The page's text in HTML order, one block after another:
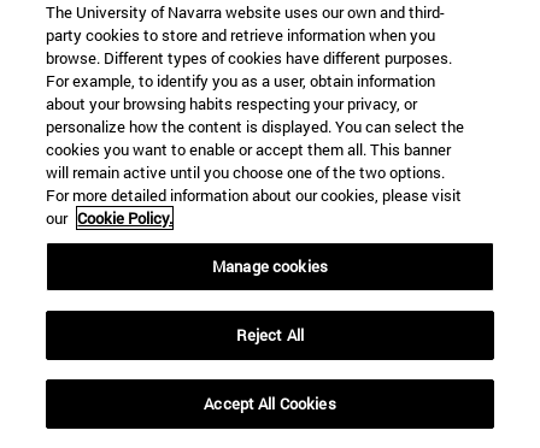
22 SEP
FUNCIÓN Y FICCIÓN. Varios artistas
Más información
The University of Navarra website uses our own and third-
party cookies to store and retrieve information when you
browse. Different types of cookies have different purposes.
For example, to identify you as a user, obtain information
about your browsing habits respecting your privacy, or
personalize how the content is displayed. You can select the
cookies you want to enable or accept them all. This banner
will remain active until you choose one of the two options.
For more detailed information about our cookies, please visit
our Cookie Policy.
Manage cookies
Reject All
Accept All Cookies